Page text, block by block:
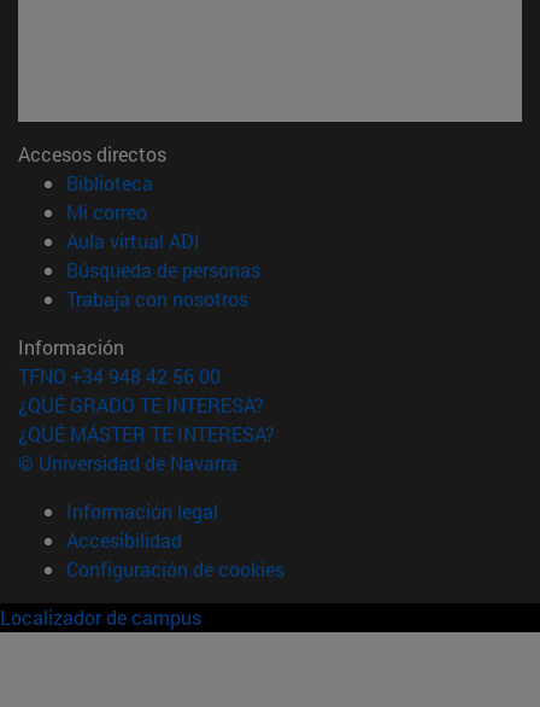
Accesos directos
Biblioteca
Mi correo(abre en nueva ventana)
Aula virtual ADI
Búsqueda de personas(abre en nueva ventana)
Trabaja con nosotros(abre en nueva ventana)
Información
TFNO +34 948 42 56 00
¿QUÉ GRADO TE INTERESA?
¿QUÉ MÁSTER TE INTERESA?
© Universidad de Navarra
Información legal
Accesibilidad
Configuración de cookies
Localizador de campus